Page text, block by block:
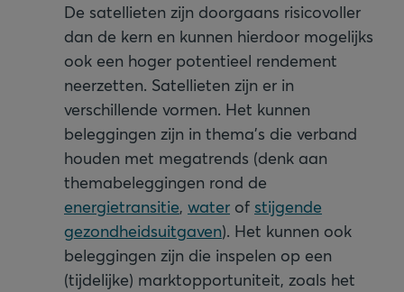
De satellieten zijn doorgaans risicovoller
dan de kern en kunnen hierdoor mogelijks
ook een hoger potentieel rendement
neerzetten. Satellieten zijn er in
verschillende vormen. Het kunnen
beleggingen zijn in thema’s die verband
houden met megatrends (denk aan
themabeleggingen rond de
energietransitie, water of stijgende
gezondheidsuitgaven). Het kunnen ook
beleggingen zijn die inspelen op een
(tijdelijke) marktopportuniteit, zoals het